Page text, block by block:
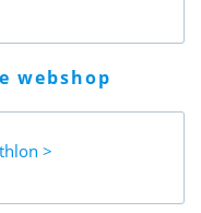
webshop